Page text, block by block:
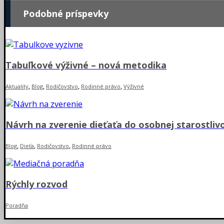
Podobné príspevky
Tabuľkové výživné – nová metodika
Aktuality Blog Rodičovstvo Rodinné právo Výživné
Návrh na zverenie dieťaťa do osobnej
Blog Dieťa Rodičovstvo Rodinné právo
Rýchly rozvod
Poradňa